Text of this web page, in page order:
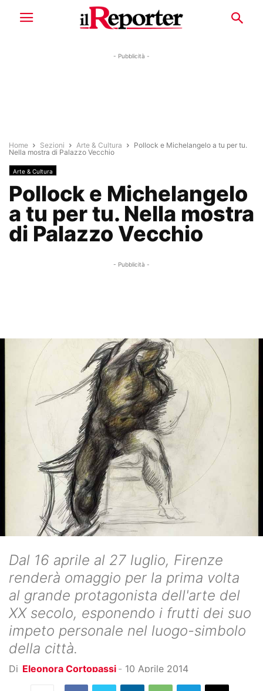
- Pubblicità -
Home Sezioni Arte & Cultura
Pollock e Michelangelo a tu per tu.
Nella mostra di Palazzo Vecchio
Arte & Cultura
Pollock e Michelangelo
a tu per tu. Nella mostra
di Palazzo Vecchio
- Pubblicità -
Dal 16 aprile al 27 luglio, Firenze
renderà omaggio per la prima volta
al grande protagonista dell'arte del
XX secolo, esponendo i frutti dei suo
impeto personale nel luogo-simbolo
della città.
Di Eleonora Cortopassi - 10 Aprile 2014